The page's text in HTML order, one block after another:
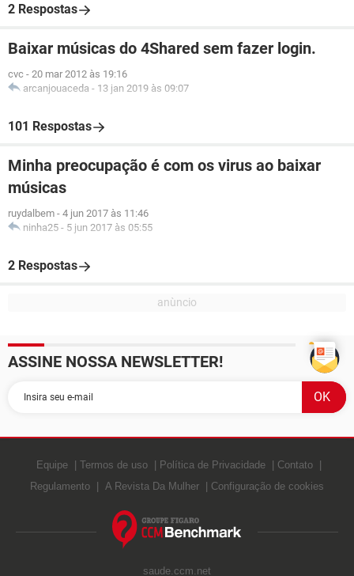
2 Respostas
Baixar músicas do 4Shared sem fazer login.
cvc - 20 mar 2012 às 19:16
arcanjouaceda - 13 jan 2019 às 09:07
101 Respostas
Minha preocupação é com os virus ao baixar
músicas
ruydalbem - 4 jun 2017 às 11:46
ninha25 - 5 jun 2017 às 05:55
2 Respostas
ASSINE NOSSA NEWSLETTER!
Equipe Termos de uso Política de Privacidade
Contato
Regulamento
A Revista Da Mulher Configuração de cookies
saude.ccm.net